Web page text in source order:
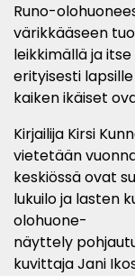
Runo-
värikkääseen
leikkimällä ja
erityisesti
kaiken ikäiset
Kirjailija Kirsi
vietetään
keskiössä ovat
lukuilo ja lasten
olohuone-
näyttely
kuvittaja Jani